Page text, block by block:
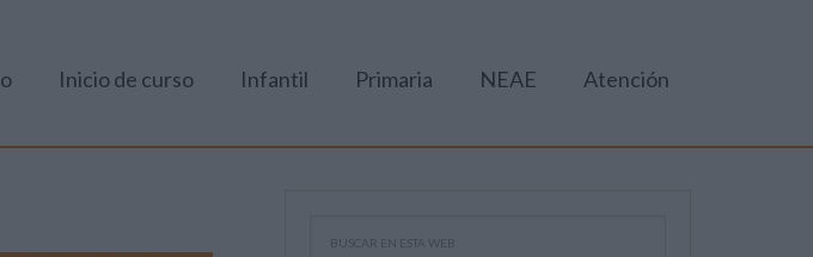
Inicio de curso Infantil Primaria NEAE Atención